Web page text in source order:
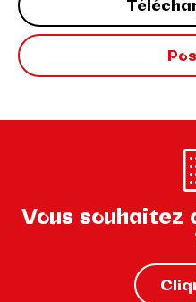
Vous souhaitez